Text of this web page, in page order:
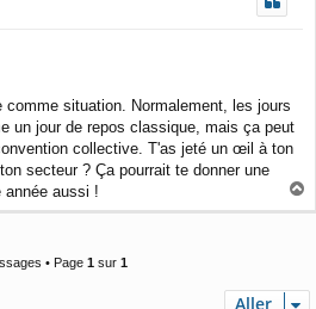
situation. Normalement, les jours
un jour de repos classique, mais ça peut
collective. T'as jeté un œil à ton
secteur ? Ça pourrait te donner une
année aussi !
a
• Page 1 sur 1
Aller